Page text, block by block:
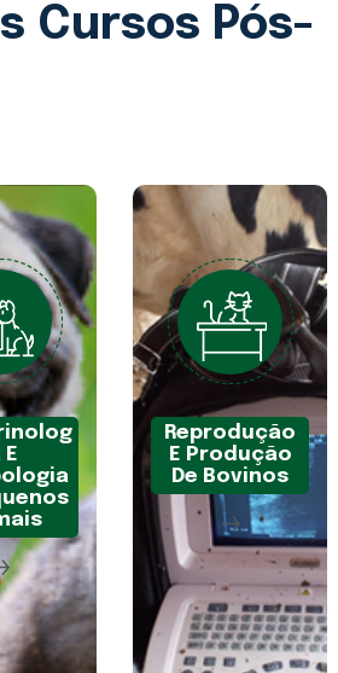
Cursos Pós-
E
Reprodução
E Produção
De Bovinos